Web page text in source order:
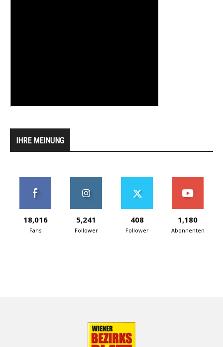
IHRE MEINUNG
18,016
Fans
5,241
Follower
408
Follower
1,180
Abonnenten